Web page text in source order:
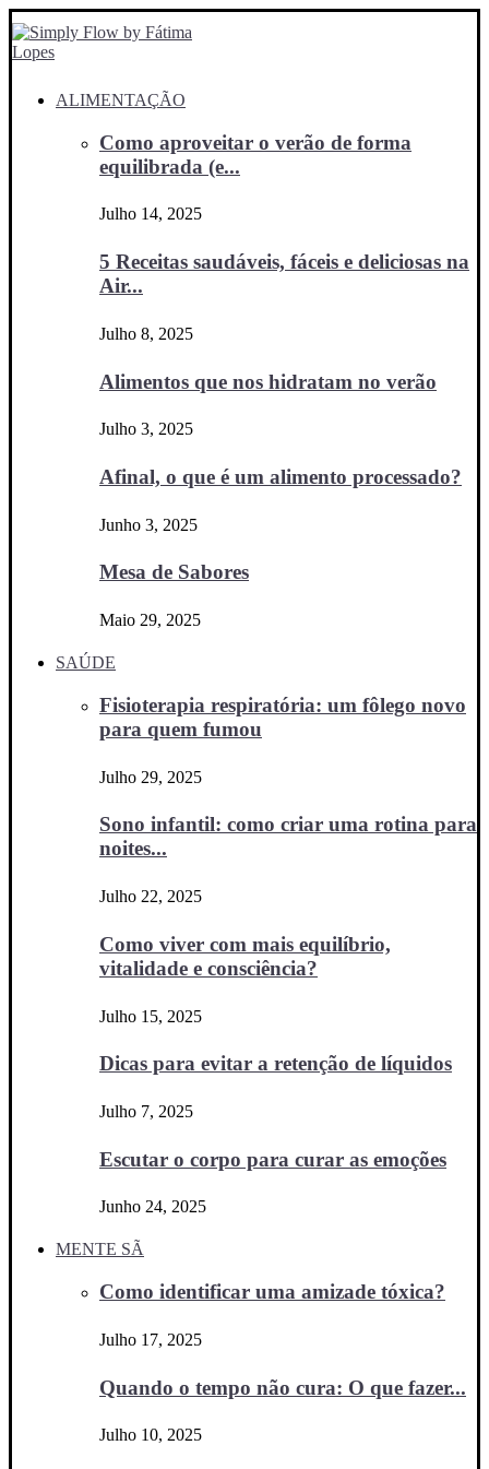
ALIMENTAÇÃO
Como aproveitar o verão de forma
equilibrada (e...
Julho 14, 2025
5 Receitas saudáveis, fáceis e deliciosas na
Air...
Julho 8, 2025
Alimentos que nos hidratam no verão
Julho 3, 2025
Afinal, o que é um alimento processado?
Junho 3, 2025
Mesa de Sabores
Maio 29, 2025
SAÚDE
Fisioterapia respiratória: um fôlego novo
para quem fumou
Julho 29, 2025
Sono infantil: como criar uma rotina para
noites...
Julho 22, 2025
Como viver com mais equilíbrio,
vitalidade e consciência?
Julho 15, 2025
Dicas para evitar a retenção de líquidos
Julho 7, 2025
Escutar o corpo para curar as emoções
Junho 24, 2025
MENTE SÃ
Como identificar uma amizade tóxica?
Julho 17, 2025
Quando o tempo não cura: O que fazer...
Julho 10, 2025